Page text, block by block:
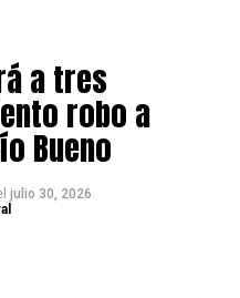
de circulación 3
que, según la
a su comercialización.
el Juzgado de
a tres
robo a
Bueno
julio 30, 2026